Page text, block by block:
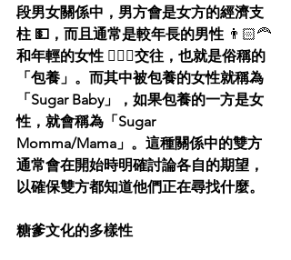
段男女關係中，男方會是女方的經濟支
柱 💵，而且通常是較年長的男性 👨🏻‍🦰
和年輕的女性 👱🏻‍♀️交往，也就是俗稱的
「包養」。而其中被包養的女性就稱為
「Sugar Baby」，如果包養的一方是女
性，就會稱為「Sugar
Momma/Mama」。這種關係中的雙方
通常會在開始時明確討論各自的期望，
以確保雙方都知道他們正在尋找什麼。
糖爹文化的多樣性